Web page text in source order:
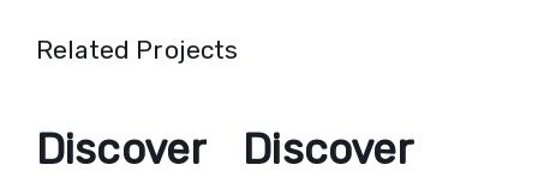
Related Projects
Discover
Discover Discover
Discover